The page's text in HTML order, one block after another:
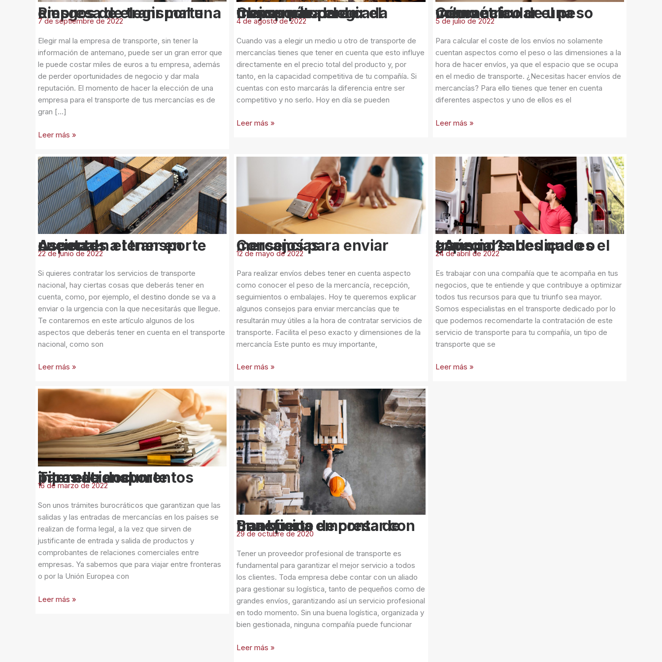
Riesgos de elegir mal una empresa de transporte
7 de septiembre de 2022
Elegir mal la empresa de transporte, sin tener la
información de antemano, puede ser un gran error que
le puede costar miles de euros a tu empresa, además
de perder oportunidades de negocio y dar mala
reputación. El momento de hacer la elección de una
empresa para el transporte de tus mercancías es de
gran […]
transporte
Leer más »
Claves para elegir el mejor método de transporte para cada mercancía
4 de agosto de 2022
Cuando vas a elegir un medio u otro de transporte de
mercancías tienes que tener en cuenta que esto influye
directamente en el precio total del producto y, por
tanto, en la capacidad competitiva de tu compañía. Si
cuentas con esto marcarás la diferencia entre ser
competitivo y no serlo. Hoy en día se pueden
transporte
para
cada
mercancía
Leer más »
Cómo calcular el peso volumétrico de una mercancía
5 de julio de 2022
Para calcular el coste de los envíos no solamente
cuentan aspectos como el peso o las dimensiones a la
hora de hacer envíos, ya que el espacio que se ocupa
en el medio de transporte. ¿Necesitas hacer envíos de
mercancías? Para ello tienes que tener en cuenta
diferentes aspectos y uno de ellos es el
mercancía
Leer más »
Aspectos a tener en cuenta en el transporte nacional
22 de junio de 2022
Si quieres contratar los servicios de transporte
nacional, hay ciertas cosas que deberás tener en
cuenta, como, por ejemplo, el destino donde se va a
enviar o la urgencia con la que necesitarás que llegue.
Te contaremos en este artículo algunos de los
aspectos que deberás tener en cuenta en el transporte
nacional, como son
Aspectos
a
tener
en
cuenta
en
el
transporte
nacional
Leer más »
Consejos para enviar mercancías
12 de mayo de 2022
Para realizar envíos debes tener en cuenta aspecto
como conocer el peso de la mercancía, recepción,
seguimientos o embalajes. Hoy te queremos explicar
algunos consejos para enviar mercancías que te
resultarán muy útiles a la hora de contratar servicios de
transporte. Facilita el peso exacto y dimensiones de la
mercancía Este punto es muy importante,
mercancías
Leer más »
¿Aún no sabes que es el transporte dedicado o especial?
24 de abril de 2022
Es trabajar con una compañía que te acompaña en tus
negocios, que te entiende y que contribuye a optimizar
todos tus recursos para que tu triunfo sea mayor.
Somos especialistas en el transporte dedicado por lo
que podemos recomendarte la contratación de este
servicio de transporte para tu compañía, un tipo de
transporte que se
sabes
que
es
el
transporte
dedicado
o
Leer más »
Tipos de documentos para el transporte internacional
16 de marzo de 2022
Son unos trámites burocráticos que garantizan que las
salidas y las entradas de mercancías en los países se
realizan de forma legal, a la vez que sirven de
justificante de entrada y salida de productos y
comprobantes de relaciones comerciales entre
empresas. Ya sabemos que para viajar entre fronteras
o por la Unión Europea con
Tipos
documentos
para
el
transporte
internacional
Leer más »
Beneficios de contar con una buena empresa de transporte
29 de octubre de 2020
Tener un proveedor profesional de transporte es
fundamental para garantizar el mejor servicio a todos
los clientes. Toda empresa debe contar con un aliado
para gestionar su logística, tanto de pequeños como de
grandes envíos, garantizando así un servicio profesional
en todo momento. Sin una buena logística, organizada y
bien gestionada, ninguna compañía puede funcionar
Beneficios
de
contar
con
una
buena
empresa
de
transporte
Leer más »